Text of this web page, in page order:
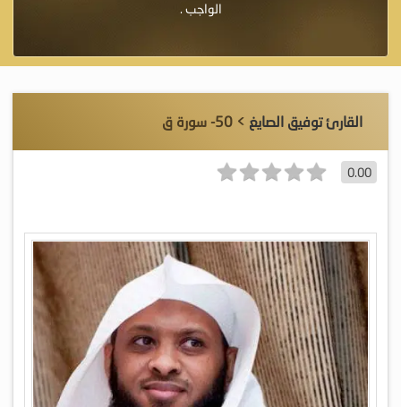
الواجب .
القارئ توفيق الصايغ > 50- سورة ق
0.00